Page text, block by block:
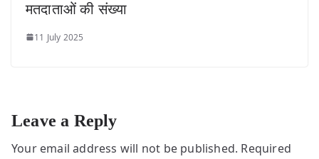
मतदाताओं की संख्या
11 July 2025
Leave a Reply
Your email address will not be published. Required